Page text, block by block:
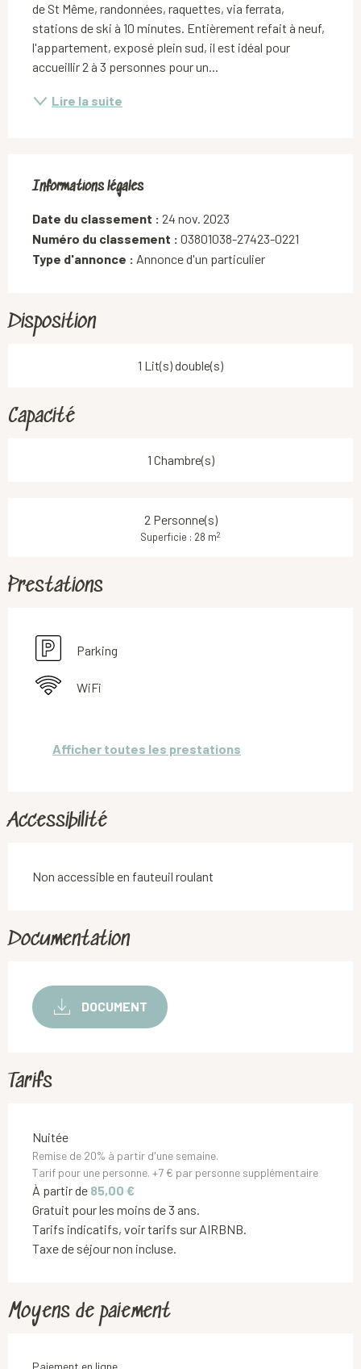
de St Même, randonnées, raquettes, via ferrata,
stations de ski à 10 minutes. Entièrement refait à neuf,
l'appartement, exposé plein sud, il est idéal pour
accueillir 2 à 3 personnes pour un...
Lire la suite
Informations légales
Informations légales
Date du classement : 24 nov. 2023
Numéro du classement : 03801038-27423-0221
Type d'annonce : Annonce d'un particulier
Disposition
1 Lit(s) double(s)
Capacité
1 Chambre(s)
2 Personne(s)
Superficie : 28 m2
Prestations
Parking
WiFi
Afficher toutes les prestations
Accessibilité
Non accessible en fauteuil roulant
Documentation
DOCUMENT
Tarifs
Tarifs 2026
Nuitée
Remise de 20% à partir d'une semaine.
Tarif pour une personne. +7 € par personne supplémentaire
À partir de 85,00 €
Gratuit pour les moins de 3 ans.
Tarifs indicatifs, voir tarifs sur AIRBNB.
Taxe de séjour non incluse.
Moyens de paiement
Paiement en ligne